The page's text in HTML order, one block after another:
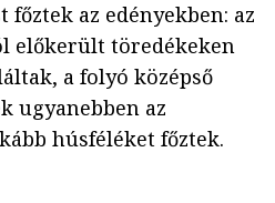
az edényekben: az
előkerült töredékeken
a folyó középső
ugyanebben az
húsféléket főztek.